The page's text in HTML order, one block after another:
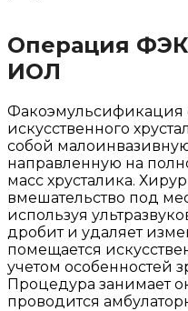
Операция
ИОЛ
Факоэмульсификация
искусственного
собой
направленную на
масс хрусталика.
вмешательство под
используя
дробит и удаляет
помещается
учетом особенностей
Процедура занимает
проводится